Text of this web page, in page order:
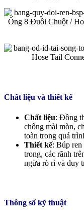
Chất liệu và thiết kế
Chất liệu: Đồng
chống mài mòn,
toàn trong quá
Thiết kế: Búp ren
trong, các rãnh
ngừa rò rỉ và duy
Thông số kỹ thuật